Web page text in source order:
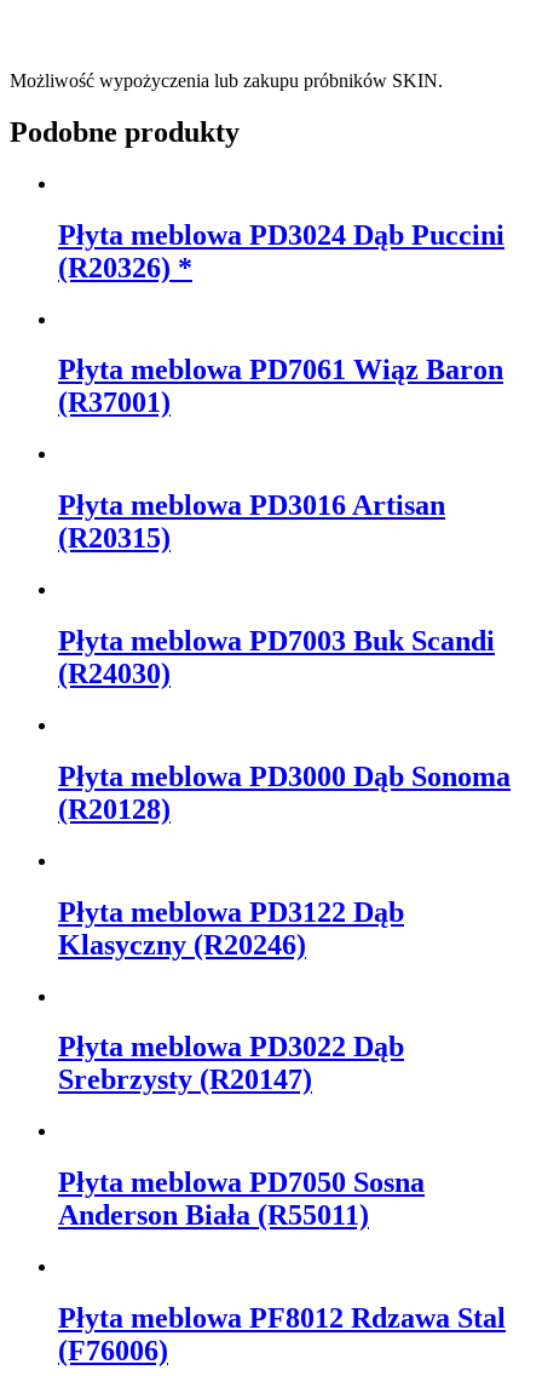
Możliwość wypożyczenia lub zakupu próbników SKIN.
Podobne produkty
Płyta meblowa PD3024 Dąb Puccini
(R20326) *
Płyta meblowa PD7061 Wiąz Baron
(R37001)
Płyta meblowa PD3016 Artisan
(R20315)
Płyta meblowa PD7003 Buk Scandi
(R24030)
Płyta meblowa PD3000 Dąb Sonoma
(R20128)
Płyta meblowa PD3122 Dąb
Klasyczny (R20246)
Płyta meblowa PD3022 Dąb
Srebrzysty (R20147)
Płyta meblowa PD7050 Sosna
Anderson Biała (R55011)
Płyta meblowa PF8012 Rdzawa Stal
(F76006)